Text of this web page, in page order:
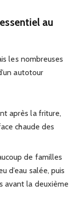
au
les nombreuses
autotour
après la friture,
chaude des
de familles
d’eau salée, puis
avant la deuxième